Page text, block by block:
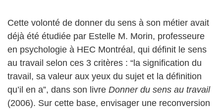
Cette volonté de donner du sens à son métier avait
déjà été étudiée par Estelle M. Morin, professeure
en psychologie à HEC Montréal, qui définit le sens
au travail selon ces 3 critères : “la signification du
travail, sa valeur aux yeux du sujet et la définition
qu’il en a”, dans son livre Donner du sens au travail
(2006). Sur cette base, envisager une reconversion